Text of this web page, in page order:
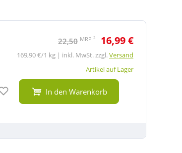
22,50 MRP 2 16,99 €
169,90 €/1 kg | inkl. MwSt. zzgl.Versand
Artikel auf Lager
Auf den Merkzettel
In den Warenkorb